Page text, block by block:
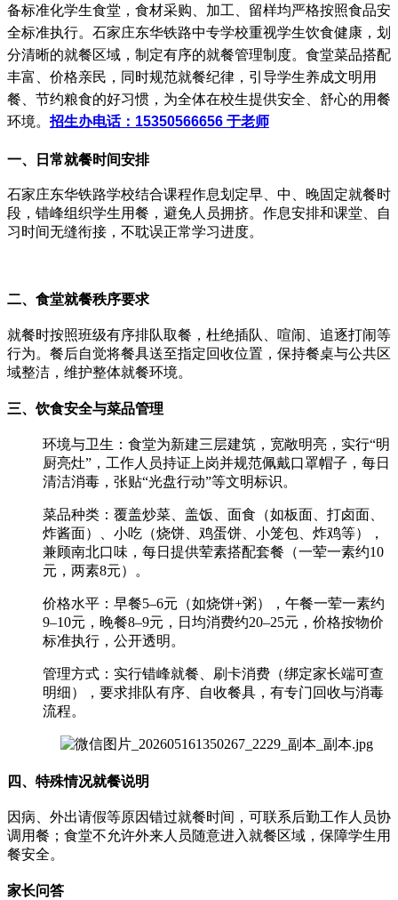
备标准化学生食堂，食材采购、加工、留样均严格按照食品安
全标准执行。石家庄东华铁路中专学校重视学生饮食健康，划
分清晰的就餐区域，制定有序的就餐管理制度。食堂菜品搭配
丰富、价格亲民，同时规范就餐纪律，引导学生养成文明用
餐、节约粮食的好习惯，为全体在校生提供安全、舒心的用餐
环境。 招生办电话：15350566656 于老师
一、日常就餐时间安排
石家庄东华铁路学校结合课程作息划定早、中、晚固定就餐时
段，错峰组织学生用餐，避免人员拥挤。作息安排和课堂、自
习时间无缝衔接，不耽误正常学习进度。
二、食堂就餐秩序要求
就餐时按照班级有序排队取餐，杜绝插队、喧闹、追逐打闹等
行为。餐后自觉将餐具送至指定回收位置，保持餐桌与公共区
域整洁，维护整体就餐环境。
三、饮食安全与菜品管理
环境与卫生‌：食堂为新建三层建筑，宽敞明亮，实行“明
厨亮灶”，工作人员持证上岗并规范佩戴口罩帽子，每日
清洁消毒，张贴“光盘行动”等文明标识。
‌菜品种类‌：覆盖炒菜、盖饭、面食（如板面、打卤面、
炸酱面）、小吃（烧饼、鸡蛋饼、小笼包、炸鸡等），
兼顾南北口味，每日提供荤素搭配套餐（一荤一素约10
元，两素8元）。
‌价格水平‌：早餐5–6元（如烧饼+粥），午餐一荤一素约
9–10元，晚餐8–9元，‌日均消费约20–25元‌，价格按物价
标准执行，公开透明。
‌管理方式‌：实行错峰就餐、刷卡消费（绑定家长端可查
明细），要求排队有序、自收餐具，有专门回收与消毒
流程。
四、特殊情况就餐说明
因病、外出请假等原因错过就餐时间，可联系后勤工作人员协
调用餐；食堂不允许外来人员随意进入就餐区域，保障学生用
餐安全。
家长问答